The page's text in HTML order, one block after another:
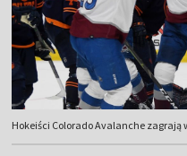
Hokeiści Colorado Avalanche zagrają